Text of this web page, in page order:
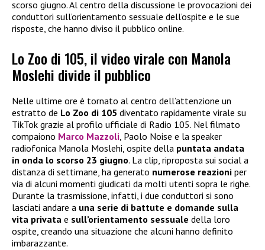
scorso giugno. Al centro della discussione le provocazioni dei
conduttori sull’orientamento sessuale dell’ospite e le sue
risposte, che hanno diviso il pubblico online.
Lo Zoo di 105, il video virale con Manola
Moslehi divide il pubblico
Nelle ultime ore è tornato al centro dell’attenzione un
estratto de Lo Zoo di 105 diventato rapidamente virale su
TikTok grazie al profilo ufficiale di Radio 105. Nel filmato
compaiono Marco Mazzoli, Paolo Noise e la speaker
radiofonica Manola Moslehi, ospite della puntata andata
in onda lo scorso 23 giugno. La clip, riproposta sui social a
distanza di settimane, ha generato numerose reazioni per
via di alcuni momenti giudicati da molti utenti sopra le righe.
Durante la trasmissione, infatti, i due conduttori si sono
lasciati andare a una serie di battute e domande sulla
vita privata e sull’orientamento sessuale della loro
ospite, creando una situazione che alcuni hanno definito
imbarazzante.